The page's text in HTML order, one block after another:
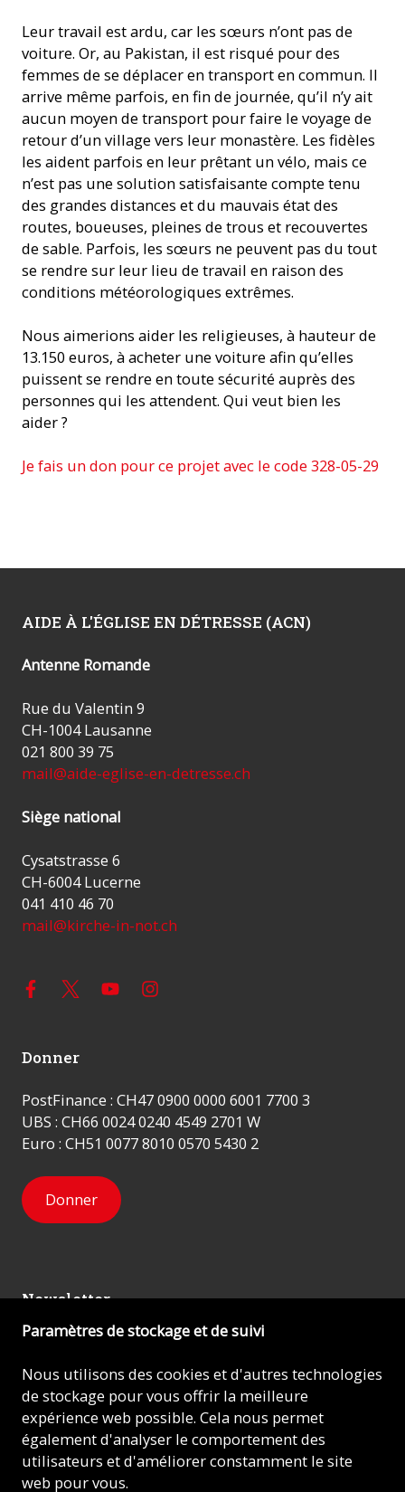
Leur travail est ardu, car les sœurs n’ont pas de
voiture. Or, au Pakistan, il est risqué pour des
femmes de se déplacer en transport en commun. Il
arrive même parfois, en fin de journée, qu’il n’y ait
aucun moyen de transport pour faire le voyage de
retour d’un village vers leur monastère. Les fidèles
les aident parfois en leur prêtant un vélo, mais ce
n’est pas une solution satisfaisante compte tenu
des grandes distances et du mauvais état des
routes, boueuses, pleines de trous et recouvertes
de sable. Parfois, les sœurs ne peuvent pas du tout
se rendre sur leur lieu de travail en raison des
conditions météorologiques extrêmes.
Nous aimerions aider les religieuses, à hauteur de
13.150 euros, à acheter une voiture afin qu’elles
puissent se rendre en toute sécurité auprès des
personnes qui les attendent. Qui veut bien les
aider ?
Je fais un don pour ce projet avec le code 328-05-29
AIDE À L'ÉGLISE EN DÉTRESSE (ACN)
Antenne Romande
Rue du Valentin 9
CH-1004 Lausanne
021 800 39 75
mail@aide-eglise-en-detresse.ch
Siège national
Cysatstrasse 6
CH-6004 Lucerne
041 410 46 70
mail@kirche-in-not.ch
Donner
PostFinance : CH47 0900 0000 6001 7700 3
UBS : CH66 0024 0240 4549 2701 W
Euro : CH51 0077 8010 0570 5430 2
Donner
Newsletter
© 2026 - AIDE À L'ÉGLISE EN DÉTRESSE (ACN)
Mentions légales
Paramètres de stockage et de suivi
Nous utilisons des cookies et d'autres technologies
de stockage pour vous offrir la meilleure
expérience web possible. Cela nous permet
également d'analyser le comportement des
utilisateurs et d'améliorer constamment le site
web pour vous.